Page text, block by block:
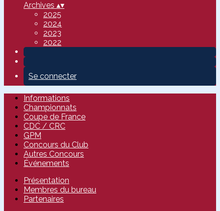
Archives ▴▾
2025
2024
2023
2022
Se connecter
Informations
Championnats
Coupe de France
CDC / CRC
GPM
Concours du Club
Autres Concours
Événements
Présentation
Membres du bureau
Partenaires